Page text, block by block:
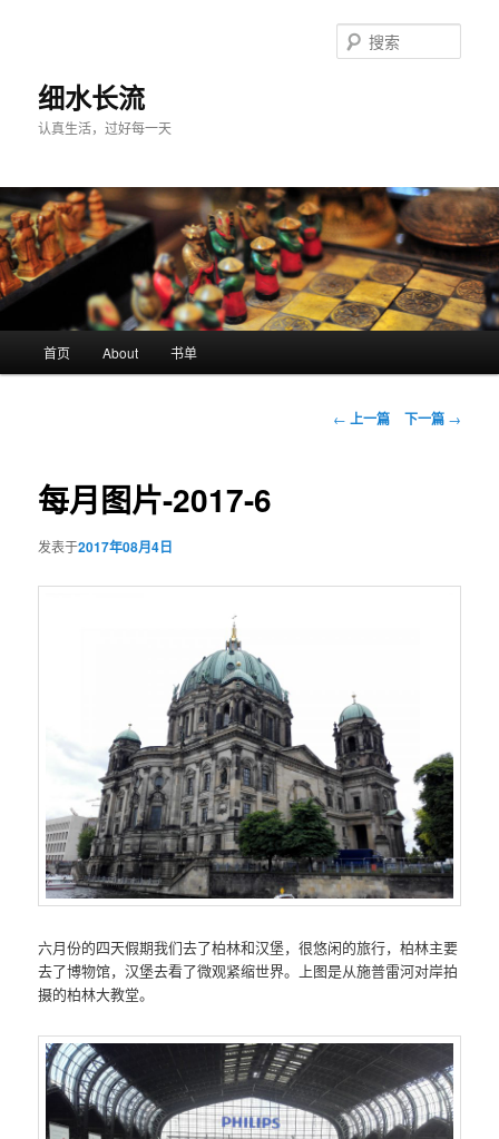
细水长流
认真生活，过好每一天
索
首页 About 书单
文
← 上一篇 下一篇 →
每月图片-2017-6
发表于2017年08月4日
六月份的四天假期我们去了柏林和汉堡，很悠闲的旅行，柏林主要
去了博物馆，汉堡去看了微观紧缩世界。上图是从施普雷河对岸拍
摄的柏林大教堂。